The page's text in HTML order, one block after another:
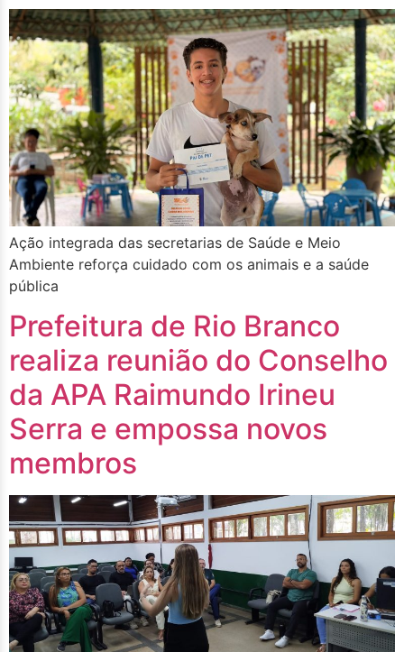
Ação integrada das secretarias de Saúde e Meio
Ambiente reforça cuidado com os animais e a saúde
pública
Prefeitura de Rio Branco
realiza reunião do Conselho
da APA Raimundo Irineu
Serra e empossa novos
membros